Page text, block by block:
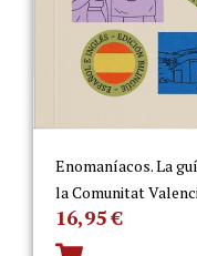
Enomaníacos. La
la Comunitat
16,95€